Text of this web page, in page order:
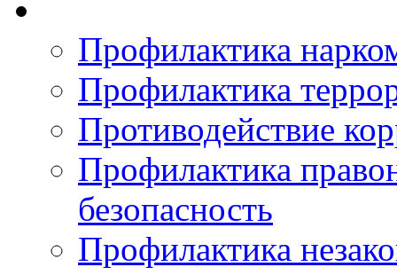
Профилактика
Профилактика
Противодействие
Профилактика
безопасность
Профилактика